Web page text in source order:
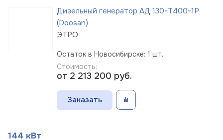
Дизельный генератор АД 130-Т400-1Р
(Doosan)
ЭТРО
Остаток в Новосибирске: 1 шт.
Стоимость:
от 2 213 200 руб.
Заказать
144 кВт